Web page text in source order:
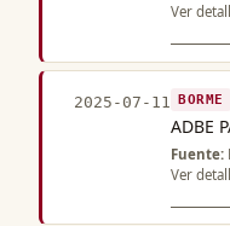
Ver
2025-07-11 BORME
ADBE
Fuente:
Ver